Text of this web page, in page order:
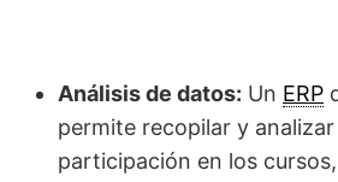
Análisis de datos: Un ERP
permite recopilar y
participación en los